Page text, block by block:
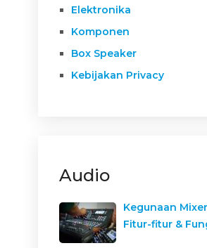
Elektronika
Komponen
Box Speaker
Kebijakan Privacy
Audio
Kegunaan
Fitur-fitur &